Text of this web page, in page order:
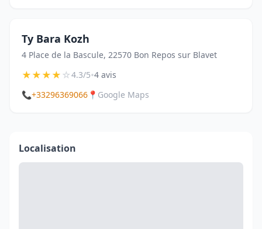
Ty Bara Kozh
4 Place de la Bascule, 22570 Bon Repos sur Blavet
★★★★☆4.3/5•4 avis
📞+33296369066 📍 Google Maps
Localisation